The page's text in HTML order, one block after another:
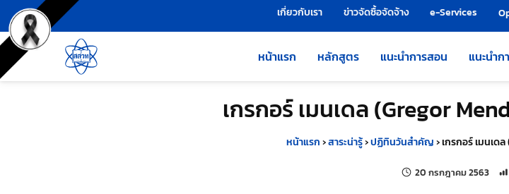
ข้ามไปยังเนื้อหาหลัก
เครื่องมือช่วยเหลือ เกี่ยวกับเรา ข่าวจัดซื้อจัดจ้าง e-Services
หน้าแรก หลักสูตร แนะนำการสอน แนะนำก
เกรกอร์ เมนเดล (Gregor
หน้าแรก›สาระน่ารู้›ปฏิทินวันสำคัญ›เกรกอร์ เมนเด
20 กรกฎาคม 2563 แก้
จ